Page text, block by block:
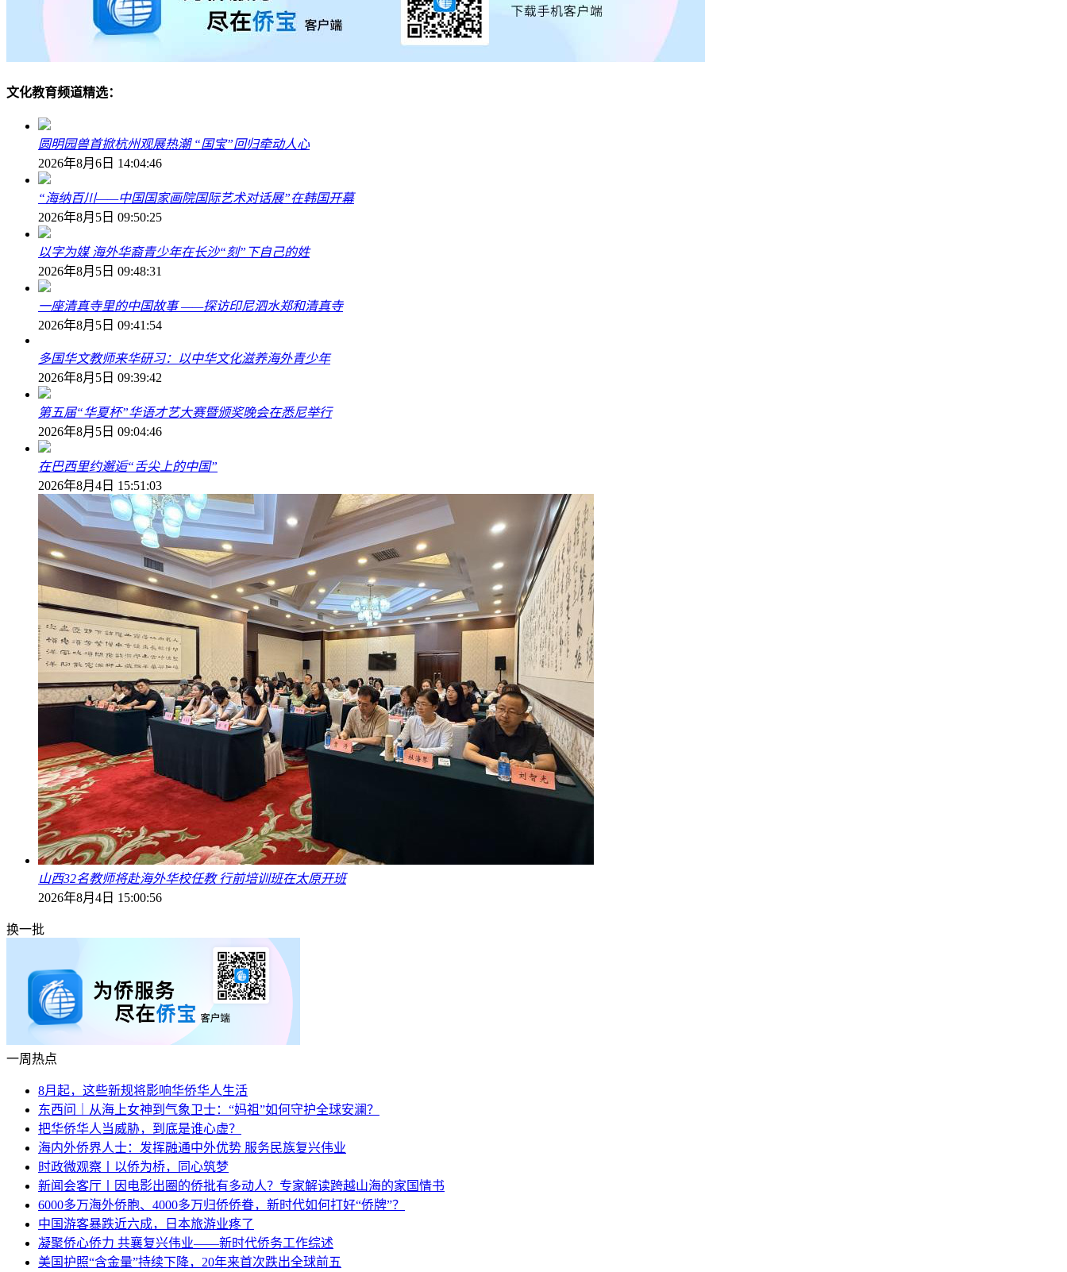
文化教育频道精选：
圆明园兽首掀杭州观展热潮 “国宝”回归牵动人心
2026年8月6日 14:04:46
“海纳百川——中国国家画院国际艺术对话展”在韩国开幕
2026年8月5日 09:50:25
以字为媒 海外华裔青少年在长沙“刻”下自己的姓
2026年8月5日 09:48:31
一座清真寺里的中国故事 ——探访印尼泗水郑和清真寺
2026年8月5日 09:41:54
多国华文教师来华研习：以中华文化滋养海外青少年
2026年8月5日 09:39:42
第五届“华夏杯”华语才艺大赛暨颁奖晚会在悉尼举行
2026年8月5日 09:04:46
在巴西里约邂逅“舌尖上的中国”
2026年8月4日 15:51:03
山西32名教师将赴海外华校任教 行前培训班在太原开班
2026年8月4日 15:00:56
换一批
一周热点
8月起，这些新规将影响华侨华人生活
东西问｜从海上女神到气象卫士：“妈祖”如何守护全球安澜？
把华侨华人当威胁，到底是谁心虚？
海内外侨界人士：发挥融通中外优势 服务民族复兴伟业
时政微观察丨以侨为桥，同心筑梦
新闻会客厅丨因电影出圈的侨批有多动人？专家解读跨越山海的家国情书
6000多万海外侨胞、4000多万归侨侨眷，新时代如何打好“侨牌”？
中国游客暴跌近六成，日本旅游业疼了
凝聚侨心侨力 共襄复兴伟业——新时代侨务工作综述
美国护照“含金量”持续下降，20年来首次跌出全球前五